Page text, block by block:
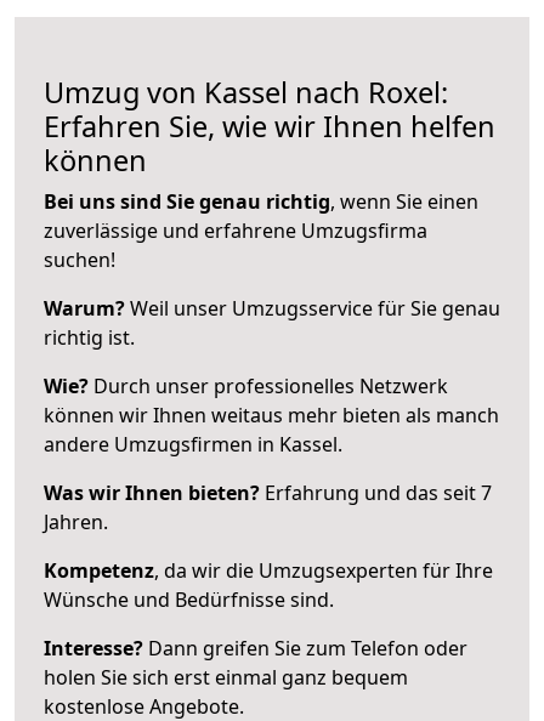
Umzug von Kassel nach Roxel:
Erfahren Sie, wie wir Ihnen helfen
können
Bei uns sind Sie genau richtig, wenn Sie einen
zuverlässige und erfahrene Umzugsfirma
suchen!
Warum?Weil unser Umzugsservice für Sie genau
richtig ist.
Wie? Durch unser professionelles Netzwerk
können wir Ihnen weitaus mehr bieten als manch
andere Umzugsfirmen in Kassel.
Was wir Ihnen bieten? Erfahrung und das seit 7
Jahren.
Kompetenz, da wir die Umzugsexperten für Ihre
Wünsche und Bedürfnisse sind.
Interesse? Dann greifen Sie zum Telefon oder
holen Sie sich erst einmal ganz bequem
kostenlose Angebote.